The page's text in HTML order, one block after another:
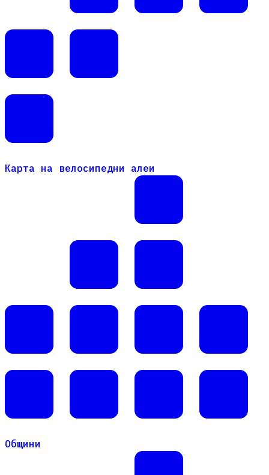
Карта на велосипедни алеи
Карта на велосипедни алеи
Общини